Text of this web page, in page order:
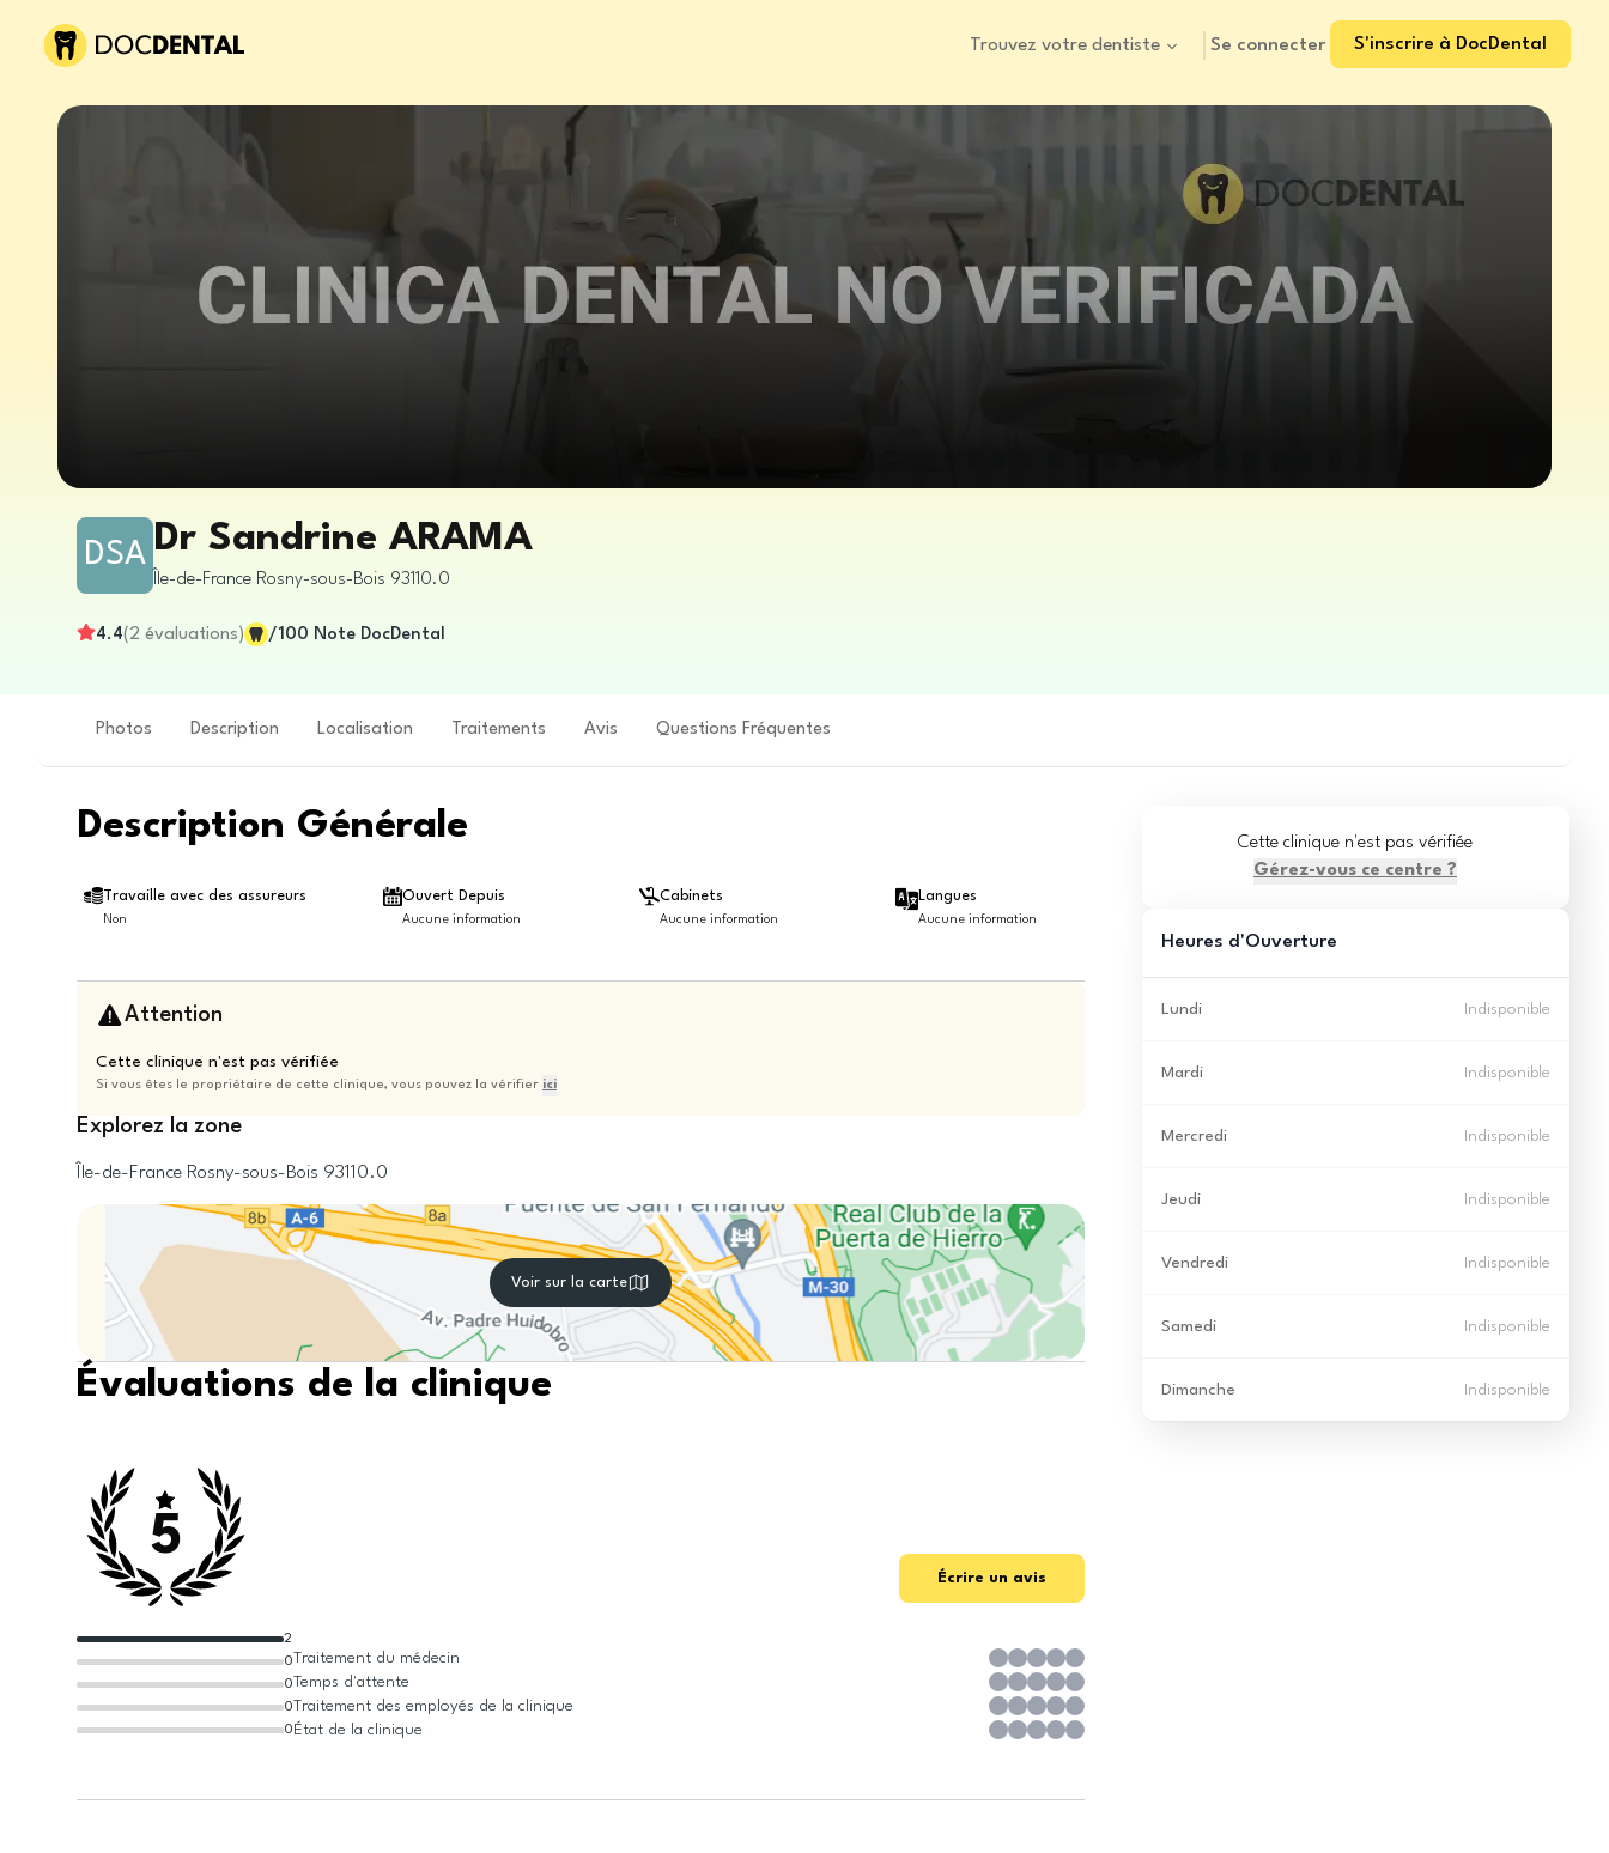
Trouvez votre dentiste Se connecter S'inscrire à DocDental
DSA Dr Sandrine ARAMA
Île-de-France Rosny-sous-Bois 93110.0
4.4( 2 évaluations) /100 Note DocDental
Photos Description Localisation Traitements Avis Questions Fréquentes
Description Générale
Travaille avec des assureurs
Non
Ouvert Depuis
Aucune information
Cabinets
Aucune information
Langues
Aucune information
Attention
Cette clinique n'est pas vérifiée
Si vous êtes le propriétaire de cette clinique, vous pouvez la vérifier ici
Explorez la zone
Île-de-France Rosny-sous-Bois 93110.0
Voir sur la carte
Évaluations de la clinique
5
0
0
0
0
2
Écrire un avis
Traitement du médecin
Temps d'attente
Traitement des employés de la clinique
État de la clinique
Cette clinique n'est pas vérifiée
Gérez-vous ce centre ?
Heures d'Ouverture
Lundi Indisponible
Mardi Indisponible
Mercredi Indisponible
Jeudi Indisponible
Vendredi Indisponible
Samedi Indisponible
Dimanche Indisponible